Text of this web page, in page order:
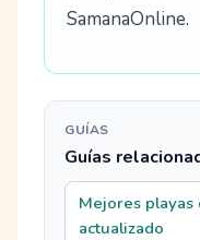
SamanaOnline.
GUÍAS
Guías
Mejores playas
actualizado